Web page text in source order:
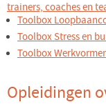
trainers, coaches en
Toolbox
Toolbox Stress en
Toolbox
Opleidingen